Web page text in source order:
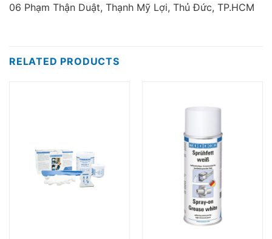
06 Phạm Thận Duật, Thạnh Mỹ Lợi, Thủ Đức, TP.HCM
RELATED PRODUCTS